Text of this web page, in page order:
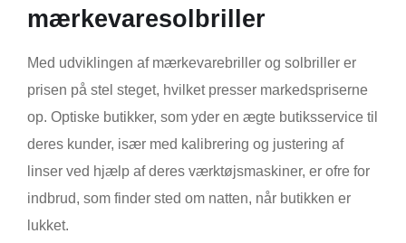
mærkevaresolbriller
Med udviklingen af mærkevarebriller og solbriller er
prisen på stel steget, hvilket presser markedspriserne
op. Optiske butikker, som yder en ægte butiksservice til
deres kunder, især med kalibrering og justering af
linser ved hjælp af deres værktøjsmaskiner, er ofre for
indbrud, som finder sted om natten, når butikken er
lukket.